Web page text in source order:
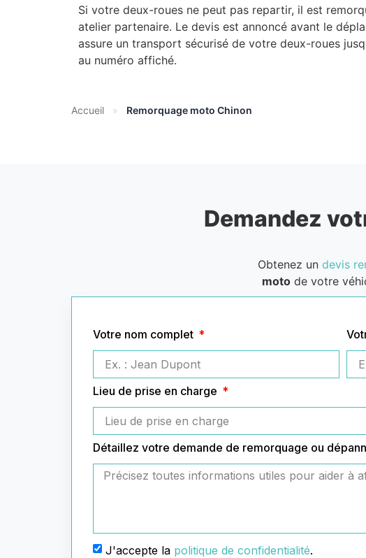
Si votre deux-roues ne peut pas repartir, il est
atelier partenaire. Le devis est annoncé avant le
assure un transport sécurisé de votre deux-roues
au numéro affiché.
Accueil » Remorquage moto Chinon
Demandez
Obtenez un devis
moto de votre
Votre nom complet
Lieu de prise en charge
Détaillez votre demande de remorquage ou
J'accepte la politique de confidentialité.